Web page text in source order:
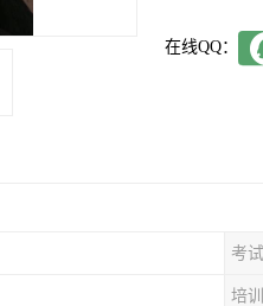
在线QQ：
考
培